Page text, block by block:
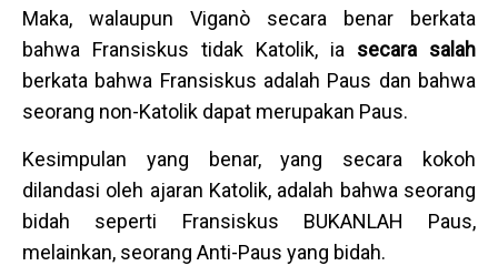
Maka, walaupun Viganò secara benar berkata
bahwa Fransiskus tidak Katolik, ia secara salah
berkata bahwa Fransiskus adalah Paus dan bahwa
seorang non-Katolik dapat merupakan Paus.
Kesimpulan yang benar, yang secara kokoh
dilandasi oleh ajaran Katolik, adalah bahwa seorang
bidah seperti Fransiskus BUKANLAH Paus,
melainkan, seorang Anti-Paus yang bidah.